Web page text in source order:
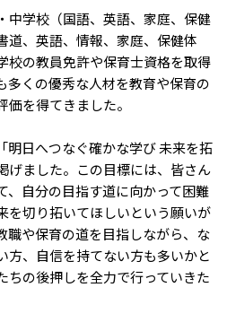
中学校（国語、英語、家庭、保健
道、英語、情報、家庭、保健体
校の教員免許や保育士資格を取得
多くの優秀な人材を教育や保育の
を得てきました。
明日へつなぐ確かな学び 未来を拓
げました。この目標には、皆さん
、自分の目指す道に向かって困難
を切り拓いてほしいという願いが
職や保育の道を目指しながら、な
方、自信を持てない方も多いかと
ちの後押しを全力で行っていきた